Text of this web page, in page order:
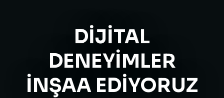
DIJITAL
DENEYIMLER
INŞAA EDIYORUZ